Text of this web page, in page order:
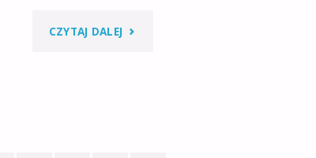
CZYTAJ DALEJ "FACEBOOK"